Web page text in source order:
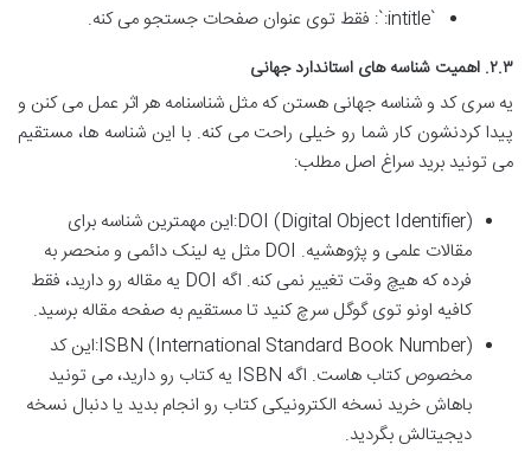
`intitle:`: فقط توی عنوان صفحات جستجو می کنه.
۲.۳. اهمیت شناسه های استاندارد جهانی
یه سری کد و شناسه جهانی هستن که مثل شناسنامه هر اثر عمل می کنن و
پیدا کردنشون کار شما رو خیلی راحت می کنه. با این شناسه ها، مستقیم
می تونید برید سراغ اصل مطلب:
DOI (Digital Object Identifier):این مهمترین شناسه برای
مقالات علمی و پژوهشیه. DOI مثل یه لینک دائمی و منحصر به
فرده که هیچ وقت تغییر نمی کنه. اگه DOI یه مقاله رو دارید، فقط
کافیه اونو توی گوگل سرچ کنید تا مستقیم به صفحه مقاله برسید.
ISBN (International Standard Book Number):این کد
مخصوص کتاب هاست. اگه ISBN یه کتاب رو دارید، می تونید
باهاش خرید نسخه الکترونیکی کتاب رو انجام بدید یا دنبال نسخه
دیجیتالش بگردید.